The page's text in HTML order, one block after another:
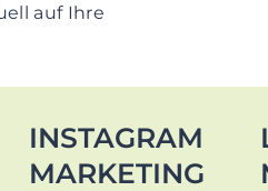
auf Ihre
INSTAGRAM
MARKETING